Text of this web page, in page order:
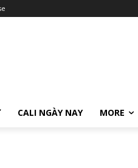
CALI NGÀY NAY MORE